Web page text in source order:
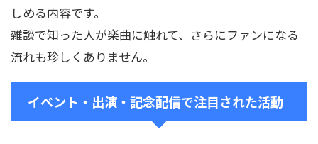
しめる内容です。
雑談で知った人が楽曲に触れて、さらにファンになる
流れも珍しくありません。
イベント・出演・記念配信で注目された活動